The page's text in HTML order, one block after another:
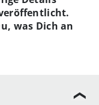
was Dich an